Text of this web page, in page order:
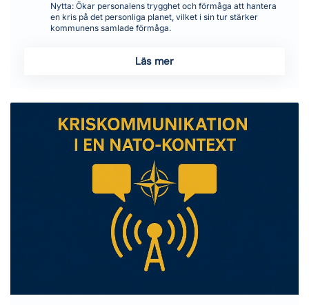
Nytta:Ökar personalens trygghet och förmåga att hantera
en kris på det personliga planet, vilket i sin tur stärker
kommunens samlade förmåga.
Läs mer